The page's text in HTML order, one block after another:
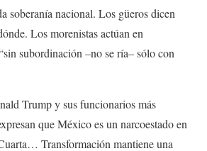
soberanía nacional. Los güeros dicen
Los morenistas actúan en
subordinación –no se ría– sólo con
Trump y sus funcionarios más
que México es un narcoestado en
Transformación mantiene una